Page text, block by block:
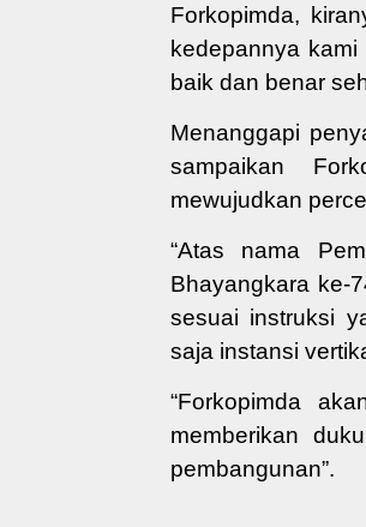
Forkopimda,
kedepannya
baik dan benar
Menanggapi
sampaikan
mewujudkan
“Atas nama
Bhayangkara ke-
sesuai instruksi
saja instansi
“Forkopimda
memberikan
pembangunan”.